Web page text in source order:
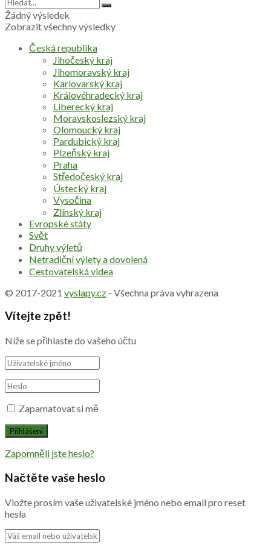
Žádný výsledek
Zobrazit všechny výsledky
Česká republika
Jihočeský kraj
Jihomoravský kraj
Karlovarský kraj
Královéhradecký kraj
Liberecký kraj
Moravskoslezský kraj
Olomoucký kraj
Pardubický kraj
Plzeňský kraj
Praha
Středočeský kraj
Ústecký kraj
Vysočina
Zlínský kraj
Evropské státy
Svět
Druhy výletů
Netradiční výlety a dovolená
Cestovatelská videa
© 2017-2021 vyslapy.cz - Všechna práva vyhrazena
Vítejte zpět!
Níže se přihlaste do vašeho účtu
Zapamatovat si mě
Zapomněli jste heslo?
Načtěte vaše heslo
Vložte prosím vaše uživatelské jméno nebo email pro reset
hesla